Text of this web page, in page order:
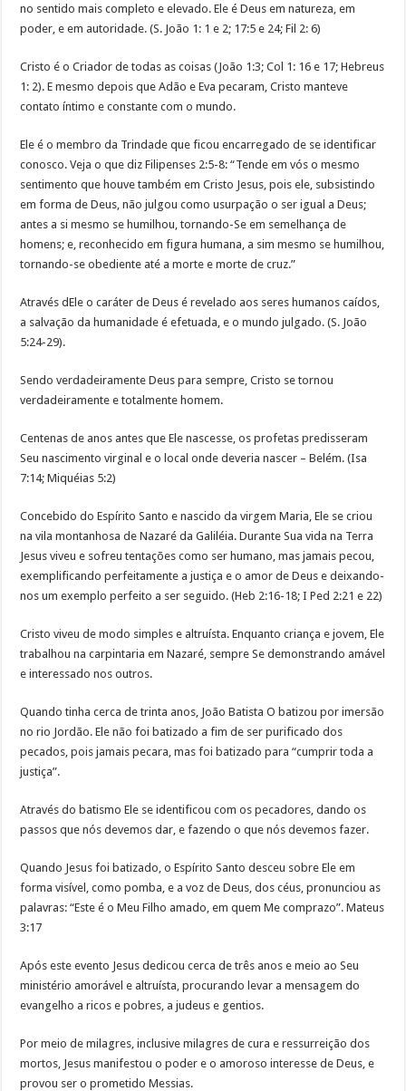
no sentido mais completo e elevado. Ele é Deus em natureza, em
poder, e em autoridade. (S. João 1: 1 e 2; 17:5 e 24; Fil 2: 6)
Cristo é o Criador de todas as coisas (João 1:3; Col 1: 16 e 17; Hebreus
1: 2). E mesmo depois que Adão e Eva pecaram, Cristo manteve
contato íntimo e constante com o mundo.
Ele é o membro da Trindade que ficou encarregado de se identificar
conosco. Veja o que diz Filipenses 2:5-8: “Tende em vós o mesmo
sentimento que houve também em Cristo Jesus, pois ele, subsistindo
em forma de Deus, não julgou como usurpação o ser igual a Deus;
antes a si mesmo se humilhou, tornando-Se em semelhança de
homens; e, reconhecido em figura humana, a sim mesmo se humilhou,
tornando-se obediente até a morte e morte de cruz.”
Através dEle o caráter de Deus é revelado aos seres humanos caídos,
a salvação da humanidade é efetuada, e o mundo julgado. (S. João
5:24-29).
Sendo verdadeiramente Deus para sempre, Cristo se tornou
verdadeiramente e totalmente homem.
Centenas de anos antes que Ele nascesse, os profetas predisseram
Seu nascimento virginal e o local onde deveria nascer – Belém. (Isa
7:14; Miquéias 5:2)
Concebido do Espírito Santo e nascido da virgem Maria, Ele se criou
na vila montanhosa de Nazaré da Galiléia. Durante Sua vida na Terra
Jesus viveu e sofreu tentações como ser humano, mas jamais pecou,
exemplificando perfeitamente a justiça e o amor de Deus e deixando-
nos um exemplo perfeito a ser seguido. (Heb 2:16-18; I Ped 2:21 e 22)
Cristo viveu de modo simples e altruísta. Enquanto criança e jovem, Ele
trabalhou na carpintaria em Nazaré, sempre Se demonstrando amável
e interessado nos outros.
Quando tinha cerca de trinta anos, João Batista O batizou por imersão
no rio Jordão. Ele não foi batizado a fim de ser purificado dos
pecados, pois jamais pecara, mas foi batizado para “cumprir toda a
justiça”.
Através do batismo Ele se identificou com os pecadores, dando os
passos que nós devemos dar, e fazendo o que nós devemos fazer.
Quando Jesus foi batizado, o Espírito Santo desceu sobre Ele em
forma visível, como pomba, e a voz de Deus, dos céus, pronunciou as
palavras: “Este é o Meu Filho amado, em quem Me comprazo”. Mateus
3:17
Após este evento Jesus dedicou cerca de três anos e meio ao Seu
ministério amorável e altruísta, procurando levar a mensagem do
evangelho a ricos e pobres, a judeus e gentios.
Por meio de milagres, inclusive milagres de cura e ressurreição dos
mortos, Jesus manifestou o poder e o amoroso interesse de Deus, e
provou ser o prometido Messias.